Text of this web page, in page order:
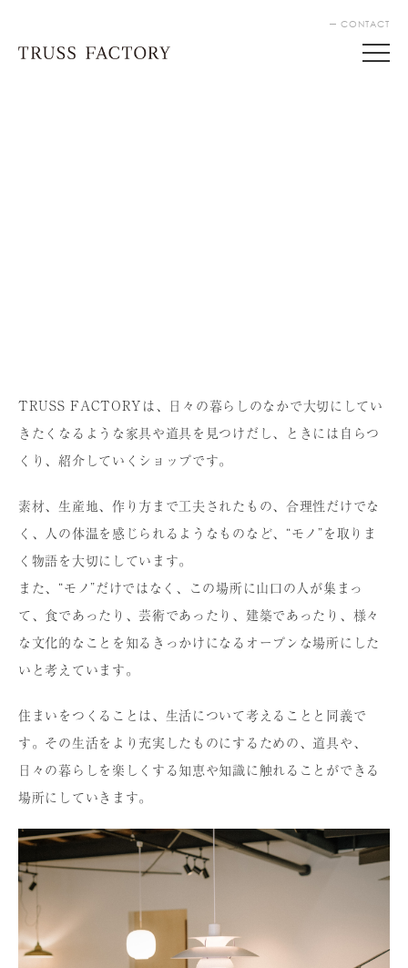
CONTACT
TRUSS FACTORYは、⽇々の暮らしのなかで⼤切にしてい
きたくなるような家具や道具を⾒つけだし、ときには⾃らつ
くり、紹介していくショップです。
素材、⽣産地、作り⽅まで⼯夫されたもの、合理性だけでな
く、⼈の体温を感じられるようなものなど、“モノ”を取りま
く物語を⼤切にしています。
また、“モノ”だけではなく、この場所に⼭⼝の⼈が集まっ
て、⾷であったり、芸術であったり、建築であったり、様々
な⽂化的なことを知るきっかけになるオープンな場所にした
いと考えています。
住まいをつくることは、⽣活について考えることと同義で
す。その⽣活をより充実したものにするための、道具や、
⽇々の暮らしを楽しくする知恵や知識に触れることができる
場所にしていきます。